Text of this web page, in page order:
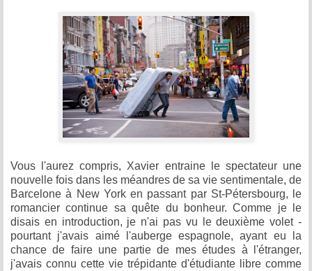
Vous l'aurez compris, Xavier entraine le spectateur une
nouvelle fois dans les méandres de sa vie sentimentale, de
Barcelone à New York en passant par St-Pétersbourg, le
romancier continue sa quête du bonheur. Comme je le
disais en introduction, je n'ai pas vu le deuxième volet -
pourtant j'avais aimé l'auberge espagnole, ayant eu la
chance de faire une partie de mes études à l'étranger,
j'avais connu cette vie trépidante d'étudiante libre comme